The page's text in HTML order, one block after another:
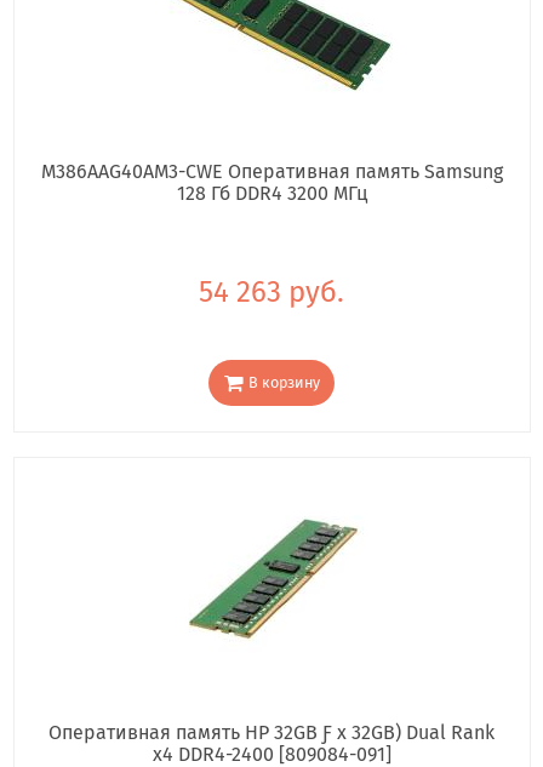
M386AAG40AM3-CWE Оперативная память Samsung
128 Гб DDR4 3200 МГц
54 263 руб.
В корзину
Оперативная память HP 32GB Ƒ x 32GB) Dual Rank
x4 DDR4-2400 [809084-091]